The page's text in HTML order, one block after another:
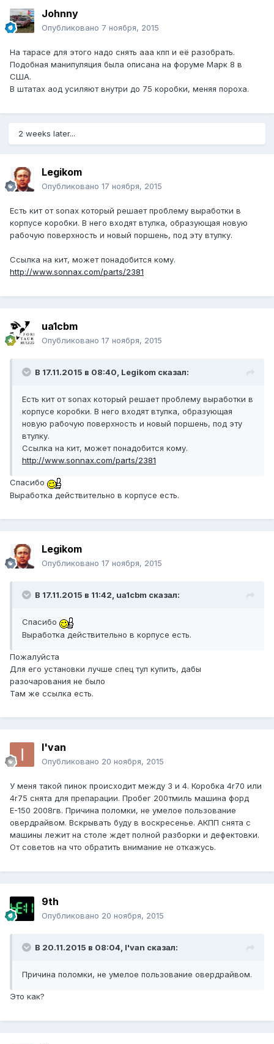
Johnny
Опубликовано 7 ноября, 2015
На тарасе для этого надо снять ааа кпп и её разобрать.
Подобная манипуляция была описана на форуме Марк 8 в
США.
В штатах аод усиляют внутри до 75 коробки, меняя пороха.
2 weeks later...
Legikom
Опубликовано 17 ноября, 2015
Есть кит от sonax который решает проблему выработки в
корпусе коробки. В него входят втулка, образующая новую
рабочую поверхность и новый поршень, под эту втулку.
Ссылка на кит, может понадобится кому.
http://www.sonnax.com/parts/2381
ua1cbm
Опубликовано 17 ноября, 2015
В 17.11.2015 в 08:40, Legikom сказал:
Есть кит от sonax который решает проблему выработки в
корпусе коробки. В него входят втулка, образующая
новую рабочую поверхность и новый поршень, под эту
втулку.
Ссылка на кит, может понадобится кому.
http://www.sonnax.com/parts/2381
Спасибо
Выработка действительно в корпусе есть.
Legikom
Опубликовано 17 ноября, 2015
В 17.11.2015 в 11:42, ua1cbm сказал:
Спасибо
Выработка действительно в корпусе есть.
Пожалуйста
Для его установки лучше спец тул купить, дабы
разочарования не было
Там же ссылка есть.
I'van
Опубликовано 20 ноября, 2015
У меня такой пинок происходит между 3 и 4. Коробка 4r70 или
4r75 снята для препарации. Пробег 200тмиль машина форд
Е-150 2008гв. Причина поломки, не умелое пользование
овердрайвом. Вскрывать буду в воскресенье. АКПП снята с
машины лежит на столе ждет полной разборки и дефектовки.
От советов на что обратить внимание не откажусь.
9th
Опубликовано 20 ноября, 2015
В 20.11.2015 в 08:04, I'van сказал:
Причина поломки, не умелое пользование овердрайвом.
Это как?